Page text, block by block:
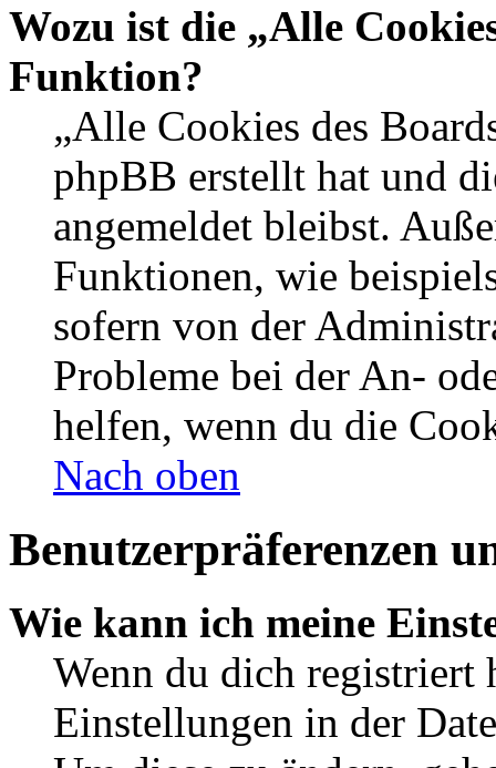
Wozu ist die „Alle
Funktion?
„Alle Cookies des
phpBB erstellt hat und
angemeldet bleibst.
Funktionen, wie
sofern von der
Probleme bei der An-
helfen, wenn du die
Nach oben
Benutzerpräferenzen
Wie kann ich meine
Wenn du dich registriert
Einstellungen in der